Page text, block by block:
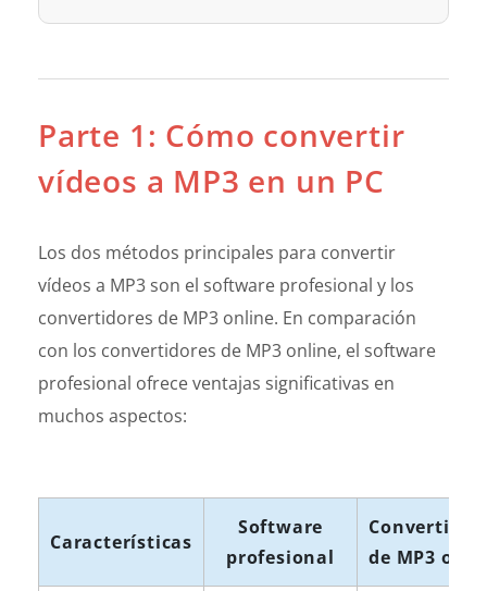
Parte 1: Cómo convertir
vídeos a MP3 en un PC
Los dos métodos principales para convertir
vídeos a MP3 son el software profesional y los
convertidores de MP3 online. En comparación
con los convertidores de MP3 online, el software
profesional ofrece ventajas significativas en
muchos aspectos:
Características
Software
profesional
de MP3